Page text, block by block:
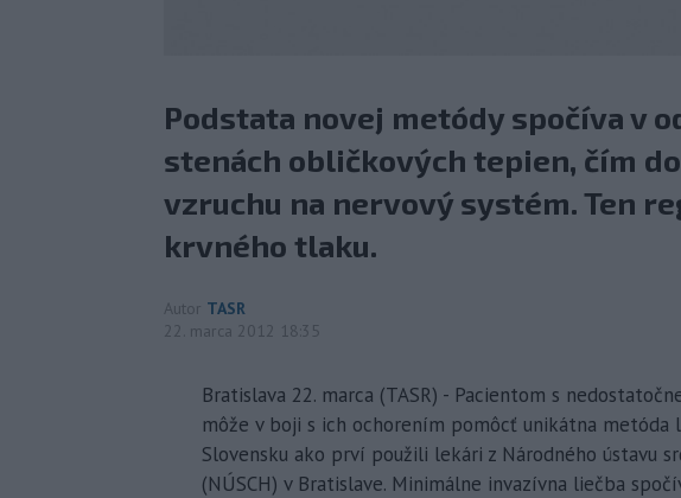
Podstata novej metódy spočíva v
stenách obličkových tepien, čím
vzruchu na nervový systém. Ten
krvného tlaku.
Autor TASR
22. marca 2012 18:35
Bratislava 22. marca (TASR) - Pacientom s
môže v boji s ich ochorením pomôcť unikátna metóda
Slovensku ako prví použili lekári z Národného ústavu
(NÚSCH) v Bratislave. Minimálne invazívna liečba